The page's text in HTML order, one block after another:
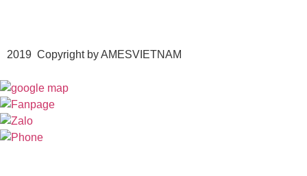
2019 Copyright by AMESVIETNAM